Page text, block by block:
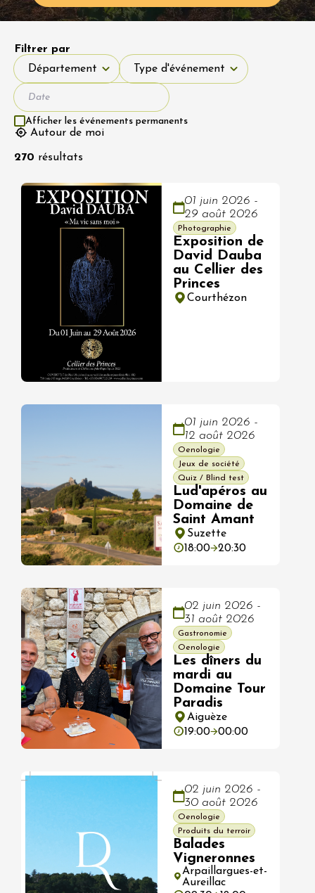
Autour de moi
Filtrer par
Département
Département
Type d'événement
Type d'événement
Afficher les événements permanents
270 résultats
01 juin 2026 -
29 août 2026
Photographie
Exposition de
David Dauba
au Cellier des
Princes
Courthézon
01 juin 2026 -
12 août 2026
Oenologie
Jeux de société
Quiz / Blind test
Lud'apéros au
Domaine de
Saint Amant
Suzette
18:00
20:30
02 juin 2026 -
31 août 2026
Gastronomie
Oenologie
Les dîners du
mardi au
Domaine Tour
Paradis
Aiguèze
19:00
00:00
02 juin 2026 -
30 août 2026
Oenologie
Produits du terroir
Balades
Vigneronnes
Arpaillargues-et-
Aureillac